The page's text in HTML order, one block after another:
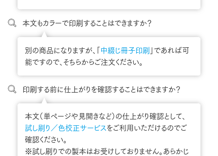
本文もカラーで印刷することはできますか？
別の商品になりますが、「 中綴じ冊子印刷
」であれば可
能ですので、そちらからご注文ください。
印刷する前に仕上がりを確認することはできますか？
本文（単ページや見開きなど）の仕上がり確認として、
試し刷り／色校正サービスをご利用いただけるのでご
確認ください。
※試し刷りでの製本はお受けしておりません。あらかじ